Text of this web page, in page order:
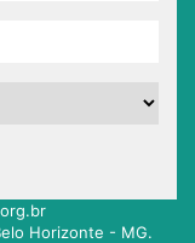
Horizonte - MG.